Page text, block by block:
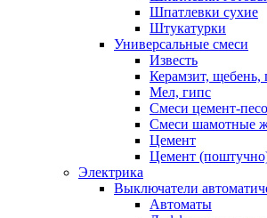
Шпатлевки сухие
Штукатурки
Универсальные смеси
Известь
Керамзит, щебень,
Мел, гипс
Смеси цемент-
Смеси шамотные
Цемент
Цемент
Электрика
Выключатели
Автоматы